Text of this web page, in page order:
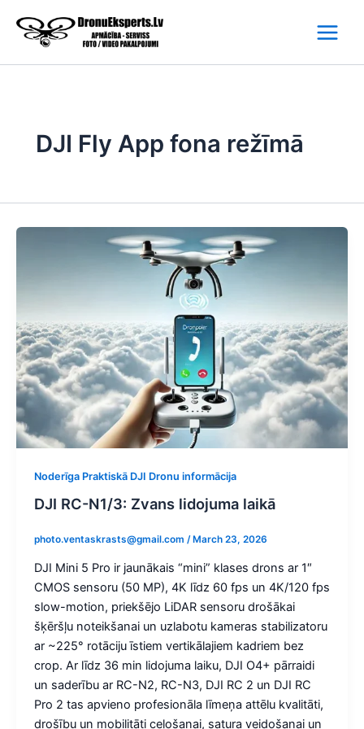
content
DJI Fly App fona režīmā
Noderīga Praktiskā DJI Dronu informācija
DJI RC-N1/3: Zvans lidojuma laikā
photo.ventaskrasts@gmail.com / March 23, 2026
DJI Mini 5 Pro ir jaunākais “mini” klases drons ar 1″
CMOS sensoru (50 MP), 4K līdz 60 fps un 4K/120 fps
slow-motion, priekšējo LiDAR sensoru drošākai
šķēršļu noteikšanai un uzlabotu kameras stabilizatoru
ar ~225° rotāciju īstiem vertikālajiem kadriem bez
crop. Ar līdz 36 min lidojuma laiku, DJI O4+ pārraidi
un saderību ar RC-N2, RC-N3, DJI RC 2 un DJI RC
Pro 2 tas apvieno profesionāla līmeņa attēlu kvalitāti,
drošību un mobilitāti ceļošanai, satura veidošanai un